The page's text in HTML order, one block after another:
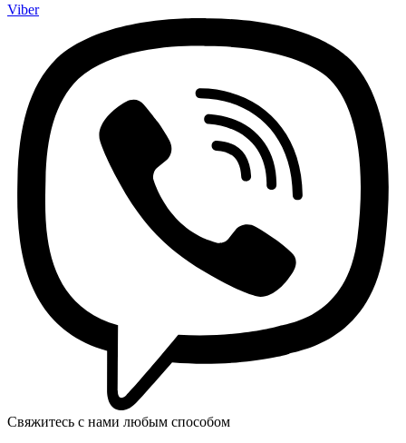
Viber
Свяжитесь с нами любым способом